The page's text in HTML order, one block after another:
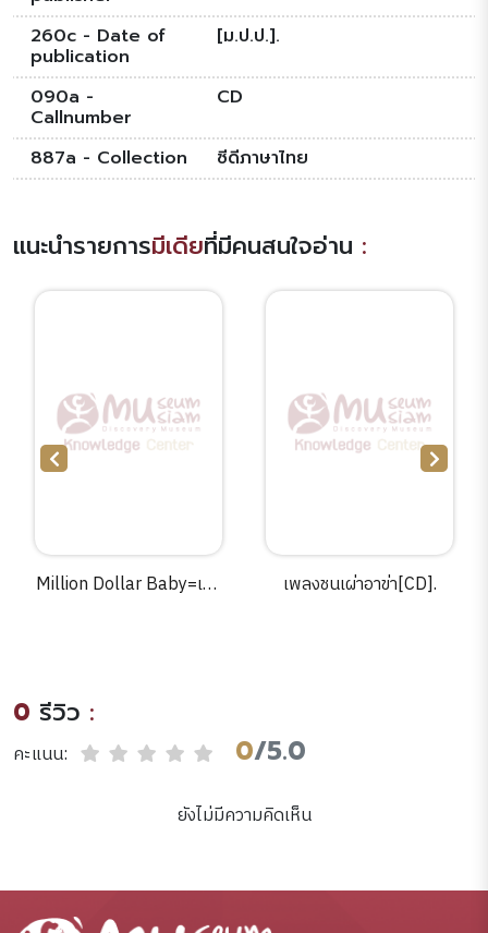
260c - Date of
publication
[ม.ป.ป.].
090a -
Callnumber
CD
887a - Collection ซีดีภาษาไทย
แนะนำรายการมีเดียที่มีคนสนใจอ่าน :
Million Dollar Baby=เวที
เพลงชนเผ่าอาข่า[CD].
0 รีวิว :
คะแนน: 0/5.0
ยังไม่มีความคิดเห็น